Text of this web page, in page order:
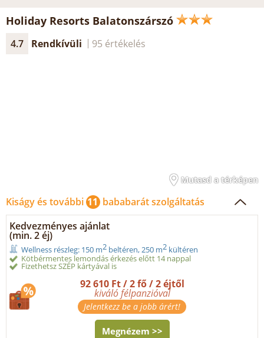
Holiday Resorts Balatonszárszó
4.7 Rendkívüli 95 értékelés
Mutasd a térképen
Kiságy és további 11 bababarát szolgáltatás
Kedvezményes ajánlat
(min. 2 éj)
Wellness részleg: 150 m2 beltéren, 250 m2 kültéren
Kötbérmentes lemondás érkezés előtt 14 nappal
Fizethetsz SZÉP kártyával is
92 610 Ft / 2 fő / 2 éjtől
kiváló félpanzióval
Jelentkezz be a jobb árért!
Megnézem >>